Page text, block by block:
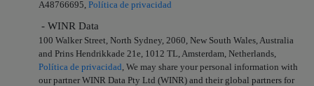
A48766695, Política de privacidad
- WINR Data
100 Walker Street, North Sydney, 2060, New South Wales, Australia
and Prins Hendrikkade 21e, 1012 TL, Amsterdam, Netherlands,
Política de privacidad, We may share your personal information with
our partner WINR Data Pty Ltd (WINR) and their global partners for